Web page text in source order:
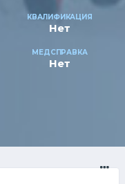
КВАЛИФИКАЦИЯ
Нет
МЕДСПРАВКА
Нет